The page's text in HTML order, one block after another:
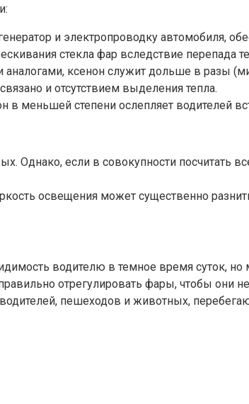
и электропроводку автомобиля,
стекла фар вследствие перепада
аналогами, ксенон служит дольше в разы
и отсутствием выделения тепла.
в меньшей степени ослепляет водителей
Однако, если в совокупности посчитать
освещения может существенно
водителю в темное время суток, но
отрегулировать фары, чтобы они
пешеходов и животных,